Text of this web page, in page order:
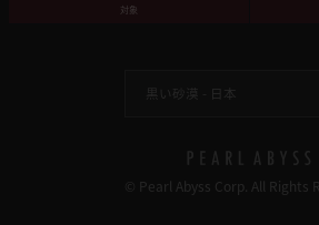
対象
黒い砂漠 - 日本
© Pearl Abyss Corp. All Rights